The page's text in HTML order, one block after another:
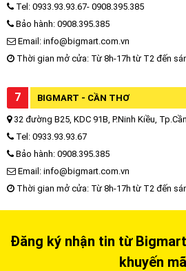
Tel: 0933.93.93.67- 0908.395.385
Bảo hành: 0908.395.385
Email: info@bigmart.com.vn
Thời gian mở cửa: Từ 8h-17h từ T2 đến
7 BIGMART - CẦN THƠ
32 đường B25, KDC 91B, P.Ninh Kiều,
Tel: 0933.93.93.67
Bảo hành: 0908.395.385
Email: info@bigmart.com.vn
Thời gian mở cửa: Từ 8h-17h từ T2 đến
Đăng ký nhận tin từ
khuyến